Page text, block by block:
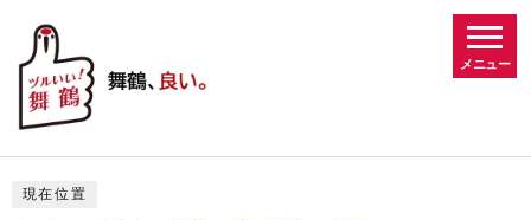
メニュー
現在位置